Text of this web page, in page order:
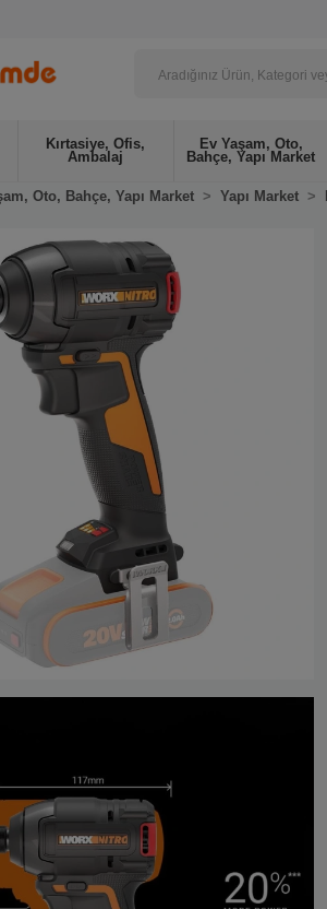
Kırtasiye, Ofis,
Ambalaj
Ev Yaşam, Oto,
Bahçe, Yapı Market
Oto, Bahçe, Yapı Market Yapı Market